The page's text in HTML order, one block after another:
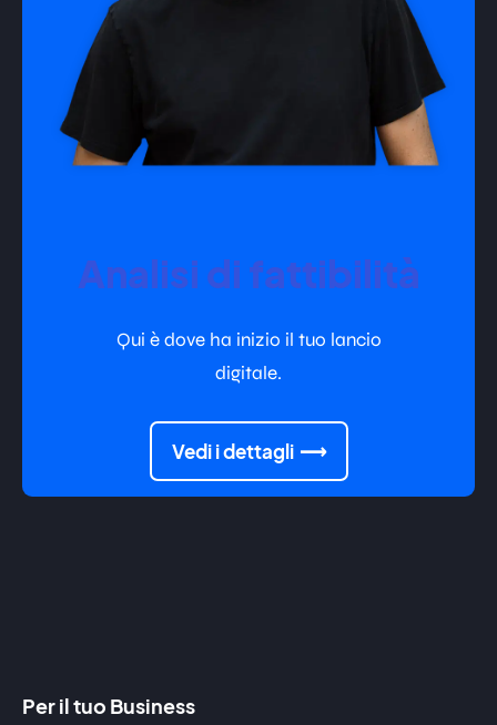
Analisi di fattibilità
Qui è dove ha inizio il tuo lancio
digitale.
Vedi i dettagli
Per il tuo Business